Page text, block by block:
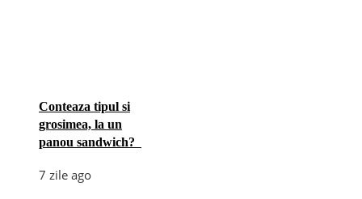
Conteaza tipul si
grosimea, la un
panou sandwich?
7 zile ago